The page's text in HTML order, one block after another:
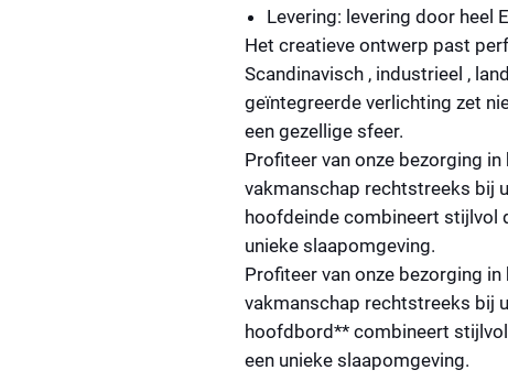
Levering: levering door heel
Het creatieve ontwerp past
Scandinavisch , industrieel ,
geïntegreerde verlichting zet
een gezellige sfeer.
Profiteer van onze bezorging
vakmanschap rechtstreeks bij
hoofdeinde combineert stijlvol
unieke slaapomgeving.
Profiteer van onze bezorging
vakmanschap rechtstreeks bij
hoofdbord** combineert
een unieke slaapomgeving.